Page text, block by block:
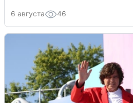
6 августа 46